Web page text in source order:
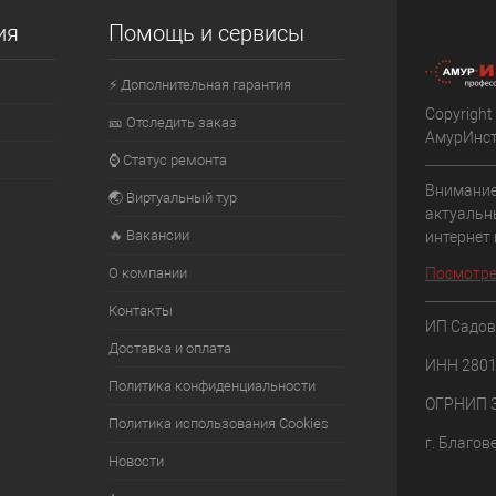
В избранное
В наличии
Помощь и сервисы
⚡ Дополнительная гарантия
🎫 Отследить заказ
⌚ Статус ремонта
🌏 Виртуальный тур
🔥 Вакансии
О компании
Контакты
Доставка и оплата
Политика конфиденциальности
Политика использования Cookies
Новости
интернет
ИП
ИНН
ОГРНИП
г.